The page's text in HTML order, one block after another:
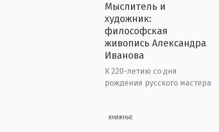
Мыслитель и
художник:
философская
живопись Александра
Иванова
К 220-летию со дня
рождения русского мастера
КНИЖНЫЕ